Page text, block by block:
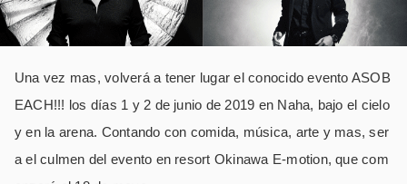
Una vez mas, volverá a tener lugar el conocido evento ASOB
EACH!!! los días 1 y 2 de junio de 2019 en Naha, bajo el cielo
y en la arena. Contando con comida, música, arte y mas, ser
a el culmen del evento en resort Okinawa E-motion, que com